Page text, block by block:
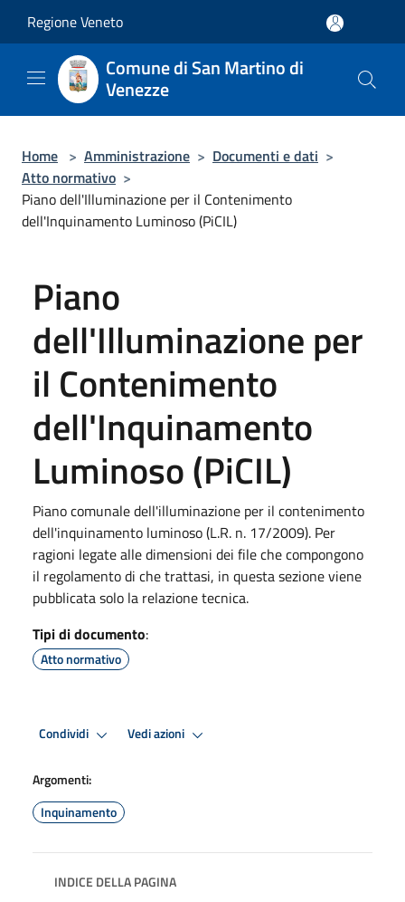
Regione Veneto
Comune di San Martino di
Venezze
Home > Amministrazione > Documenti e dati >
Atto normativo >
Piano dell'Illuminazione per il Contenimento
dell'Inquinamento Luminoso (PiCIL)
Piano
dell'Illuminazione per
il Contenimento
dell'Inquinamento
Luminoso (PiCIL)
Piano comunale dell'illuminazione per il contenimento
dell'inquinamento luminoso (L.R. n. 17/2009). Per
ragioni legate alle dimensioni dei file che compongono
il regolamento di che trattasi, in questa sezione viene
pubblicata solo la relazione tecnica.
Tipi di documento:
Atto normativo
Condividi Vedi azioni
Argomenti:
Inquinamento
INDICE DELLA PAGINA